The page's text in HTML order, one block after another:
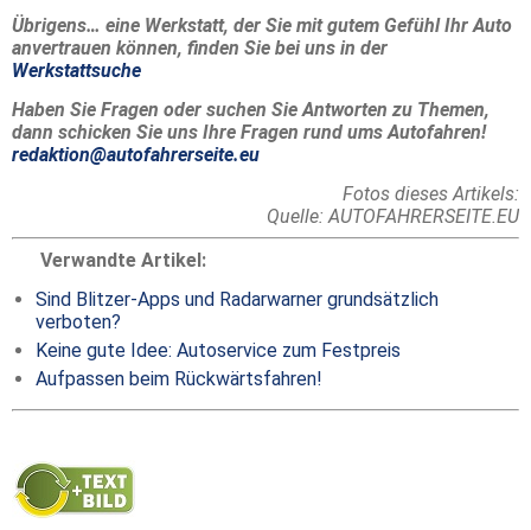
Übrigens… eine Werkstatt, der Sie mit gutem Gefühl Ihr Auto
anvertrauen können, finden Sie bei uns in der
Werkstattsuche
Haben Sie Fragen oder suchen Sie Antworten zu Themen,
dann schicken Sie uns Ihre Fragen rund ums Autofahren!
redaktion@autofahrerseite.eu
Fotos dieses Artikels:
Quelle: AUTOFAHRERSEITE.EU
Verwandte Artikel:
Sind Blitzer-Apps und Radarwarner grundsätzlich
verboten?
Keine gute Idee: Autoservice zum Festpreis
Aufpassen beim Rückwärtsfahren!